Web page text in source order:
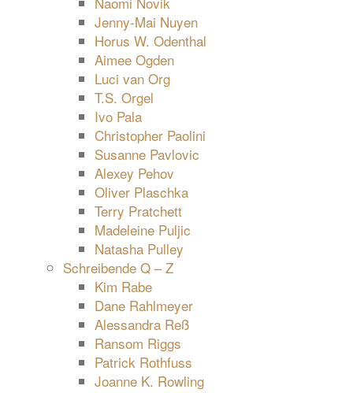
Jenny-Mai Nuyen
Horus W. Odenthal
Aimee Ogden
Luci van Org
T.S. Orgel
Ivo Pala
Christopher Paolini
Susanne Pavlovic
Alexey Pehov
Oliver Plaschka
Terry Pratchett
Madeleine Puljic
Natasha Pulley
Schreibende Q – Z
Kim Rabe
Dane Rahlmeyer
Alessandra Reß
Ransom Riggs
Patrick Rothfuss
Joanne K. Rowling